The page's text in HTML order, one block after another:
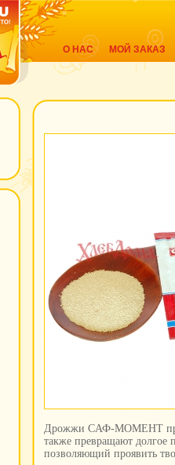
О НАС МОЙ ЗАКАЗ
Дрожжи CАФ-МОМЕНТ
также превращают долгое
позволяющий проявить